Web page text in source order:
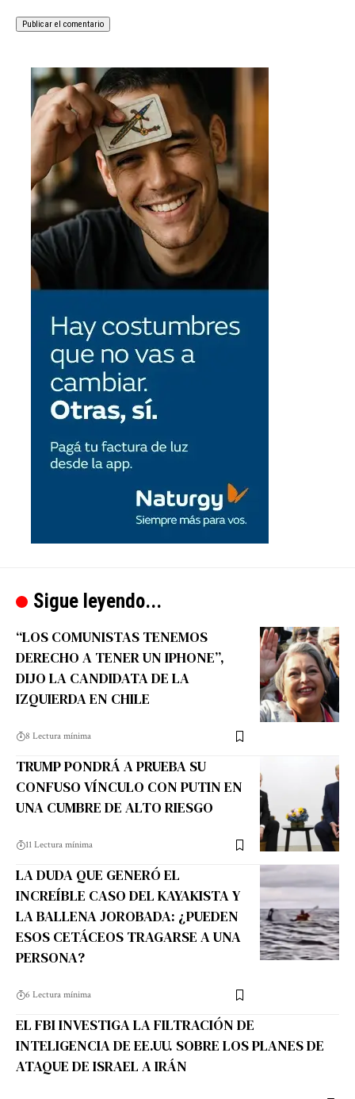
Sigue leyendo...
“LOS COMUNISTAS TENEMOS
DERECHO A TENER UN IPHONE”,
DIJO LA CANDIDATA DE LA
IZQUIERDA EN CHILE
8 Lectura mínima
TRUMP PONDRÁ A PRUEBA SU
CONFUSO VÍNCULO CON PUTIN EN
UNA CUMBRE DE ALTO RIESGO
11 Lectura mínima
LA DUDA QUE GENERÓ EL
INCREÍBLE CASO DEL KAYAKISTA Y
LA BALLENA JOROBADA: ¿PUEDEN
ESOS CETÁCEOS TRAGARSE A UNA
PERSONA?
6 Lectura mínima
EL FBI INVESTIGA LA FILTRACIÓN DE
INTELIGENCIA DE EE.UU. SOBRE LOS PLANES DE
ATAQUE DE ISRAEL A IRÁN